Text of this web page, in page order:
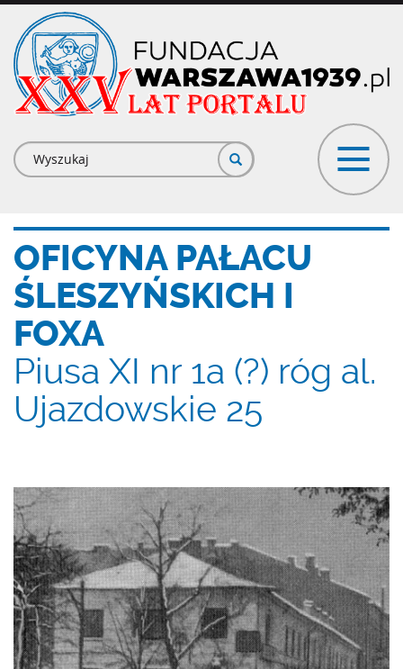
Przejdź
treści
Formularz
wyszukiwania
OFICYNA PAŁACU
ŚLESZYŃSKICH I
FOXA
Piusa XI nr 1a (?) róg al.
Ujazdowskie 25